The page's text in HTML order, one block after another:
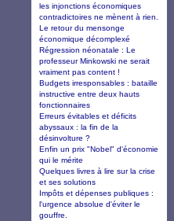
les injonctions économiques
contradictoires ne mènent à rien.
Le retour du mensonge
économique décomplexé
Régression néonatale : Le
professeur Minkowski ne serait
vraiment pas content !
Budgets irresponsables : bataille
instructive entre deux hauts
fonctionnaires
Erreurs évitables et déficits
abyssaux : la fin de la
désinvolture ?
Enfin un prix "Nobel" d'économie
qui le mérite
Quelques livres à lire sur la crise
et ses solutions
Impôts et dépenses publiques :
l'urgence absolue d'éviter le
gouffre.